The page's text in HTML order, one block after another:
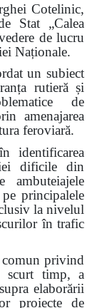
Cotelinic,
Stat „Calea
de lucru
Naționale.
un subiect
rutieră și
de
amenajarea
feroviară.
identificarea
dificile din
ambuteiajele
principalele
la nivelul
în trafic
privind
scurt timp, a
elaborării
proiecte de